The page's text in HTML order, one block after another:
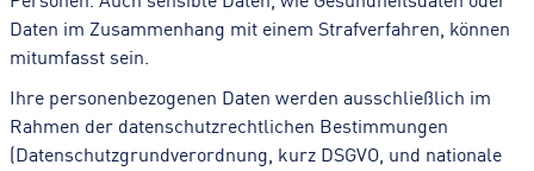
Daten im Zusammenhang mit einem Strafverfahren, können
mitumfasst sein.
Ihre personenbezogenen Daten werden ausschließlich im
Rahmen der datenschutzrechtlichen Bestimmungen
(Datenschutzgrundverordnung, kurz DSGVO, und nationale